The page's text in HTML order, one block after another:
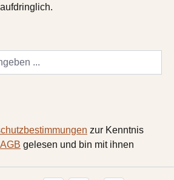
zur Kenntnis
AGB gelesen und bin mit ihnen